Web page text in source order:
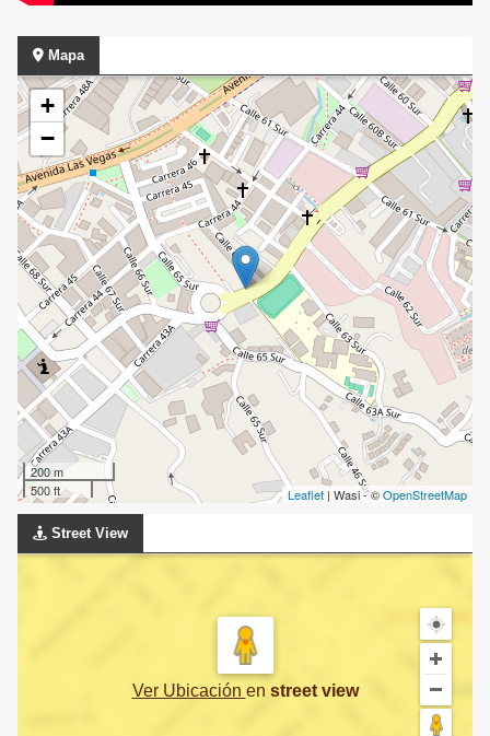
Mapa
+
−
200 m
500 ft
Leaflet | Wasi - ©OpenStreetMap
Street View
Ver Ubicación en street view